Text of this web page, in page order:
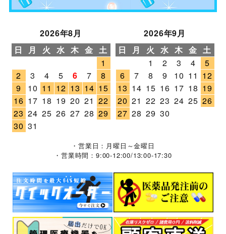
2026年8月
日
月 火 水 木 金 土
1
2
3 4 5 6 7
8
9
10 11 12 13 14 15
16 17 18 19 20 21 22
23 24 25 26 27 28 29
30 31
2026年9月
日
月 火 水 木 金 土
1
2 3 4
5
6
7 8 9 10 11 12
13 14 15 16 17 18 19
20 21 22 23 24 25 26
27 28 29 30
・営業日：月曜日～金曜日
・営業時間：9:00-12:00/13:00-17:30